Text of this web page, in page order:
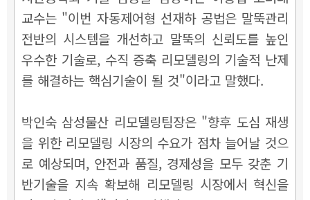
교수는 "이번 자동제어형 선재하 공법은 말뚝관리
전반의 시스템을 개선하고 말뚝의 신뢰도를 높인
우수한 기술로, 수직 증축 리모델링의 기술적 난제
를 해결하는 핵심기술이 될 것"이라고 말했다.
박인숙 삼성물산 리모델링팀장은 "향후 도심 재생
을 위한 리모델링 시장의 수요가 점차 늘어날 것으
로 예상되며, 안전과 품질, 경제성을 모두 갖춘 기
반기술을 지속 확보해 리모델링 시장에서 혁신을